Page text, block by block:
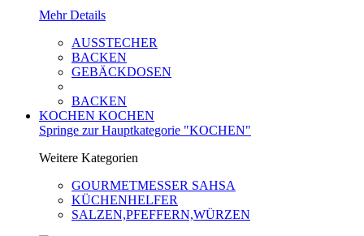
Mehr Details
AUSSTECHER
BACKEN
GEBÄCKDOSEN
BACKEN
KOCHEN KOCHEN
Springe zur Hauptkategorie "KOCHEN"
Weitere Kategorien
GOURMETMESSER SAHSA
KÜCHENHELFER
SALZEN,PFEFFERN,WÜRZEN